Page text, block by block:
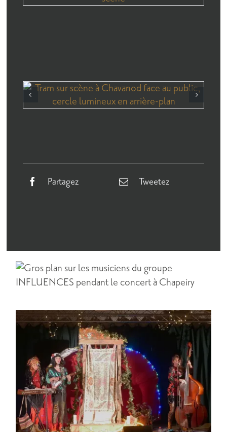
Partagez Tweetez
Un dernier concert chaleureux pour
clôturer la saison
Les Fidji Phoenix Sisters en toute liberté
à Montagny
Saison 2024/2025